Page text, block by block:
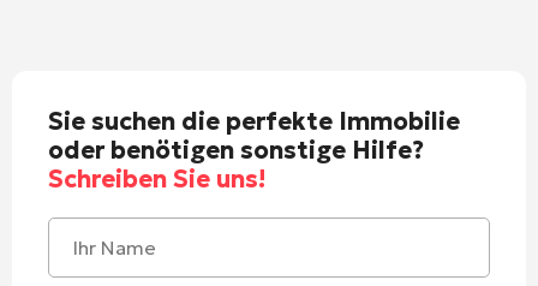
Sie suchen die perfekte Immobilie
oder benötigen sonstige Hilfe?
Schreiben Sie uns!